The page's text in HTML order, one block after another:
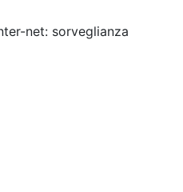
net: sorveglianza